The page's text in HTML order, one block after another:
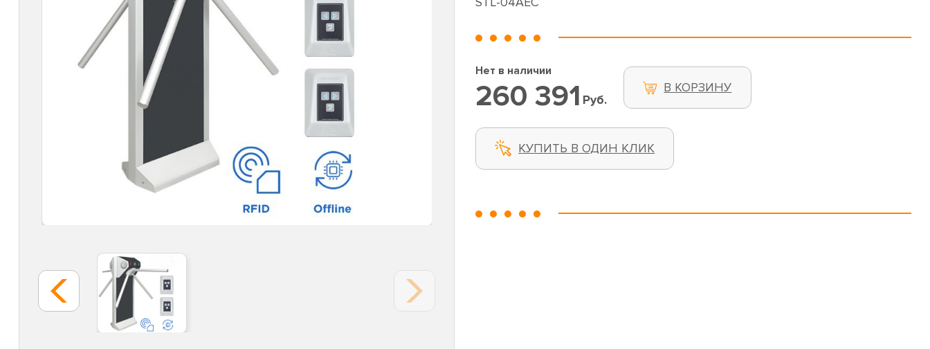
Нет в наличии
260 391 Руб.
В КОРЗИНУ
КУПИТЬ В ОДИН КЛИК